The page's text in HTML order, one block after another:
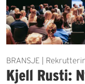
BRANSJE |
Kjell Rusti: